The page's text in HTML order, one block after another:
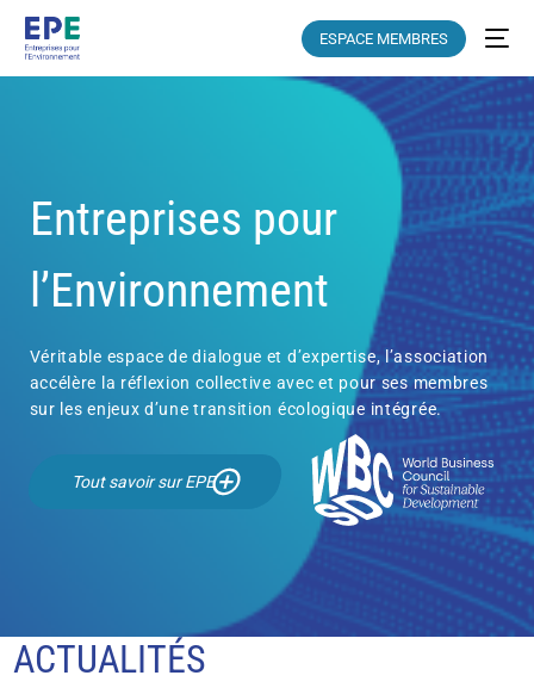
ESPACE MEMBRES
Entreprises pour
l’Environnement
Véritable espace de dialogue et d’expertise, l’association
accélère la réflexion collective avec et pour ses membres
sur les enjeux d’une transition écologique intégrée.
Tout savoir sur EPE
ACTUALITÉS